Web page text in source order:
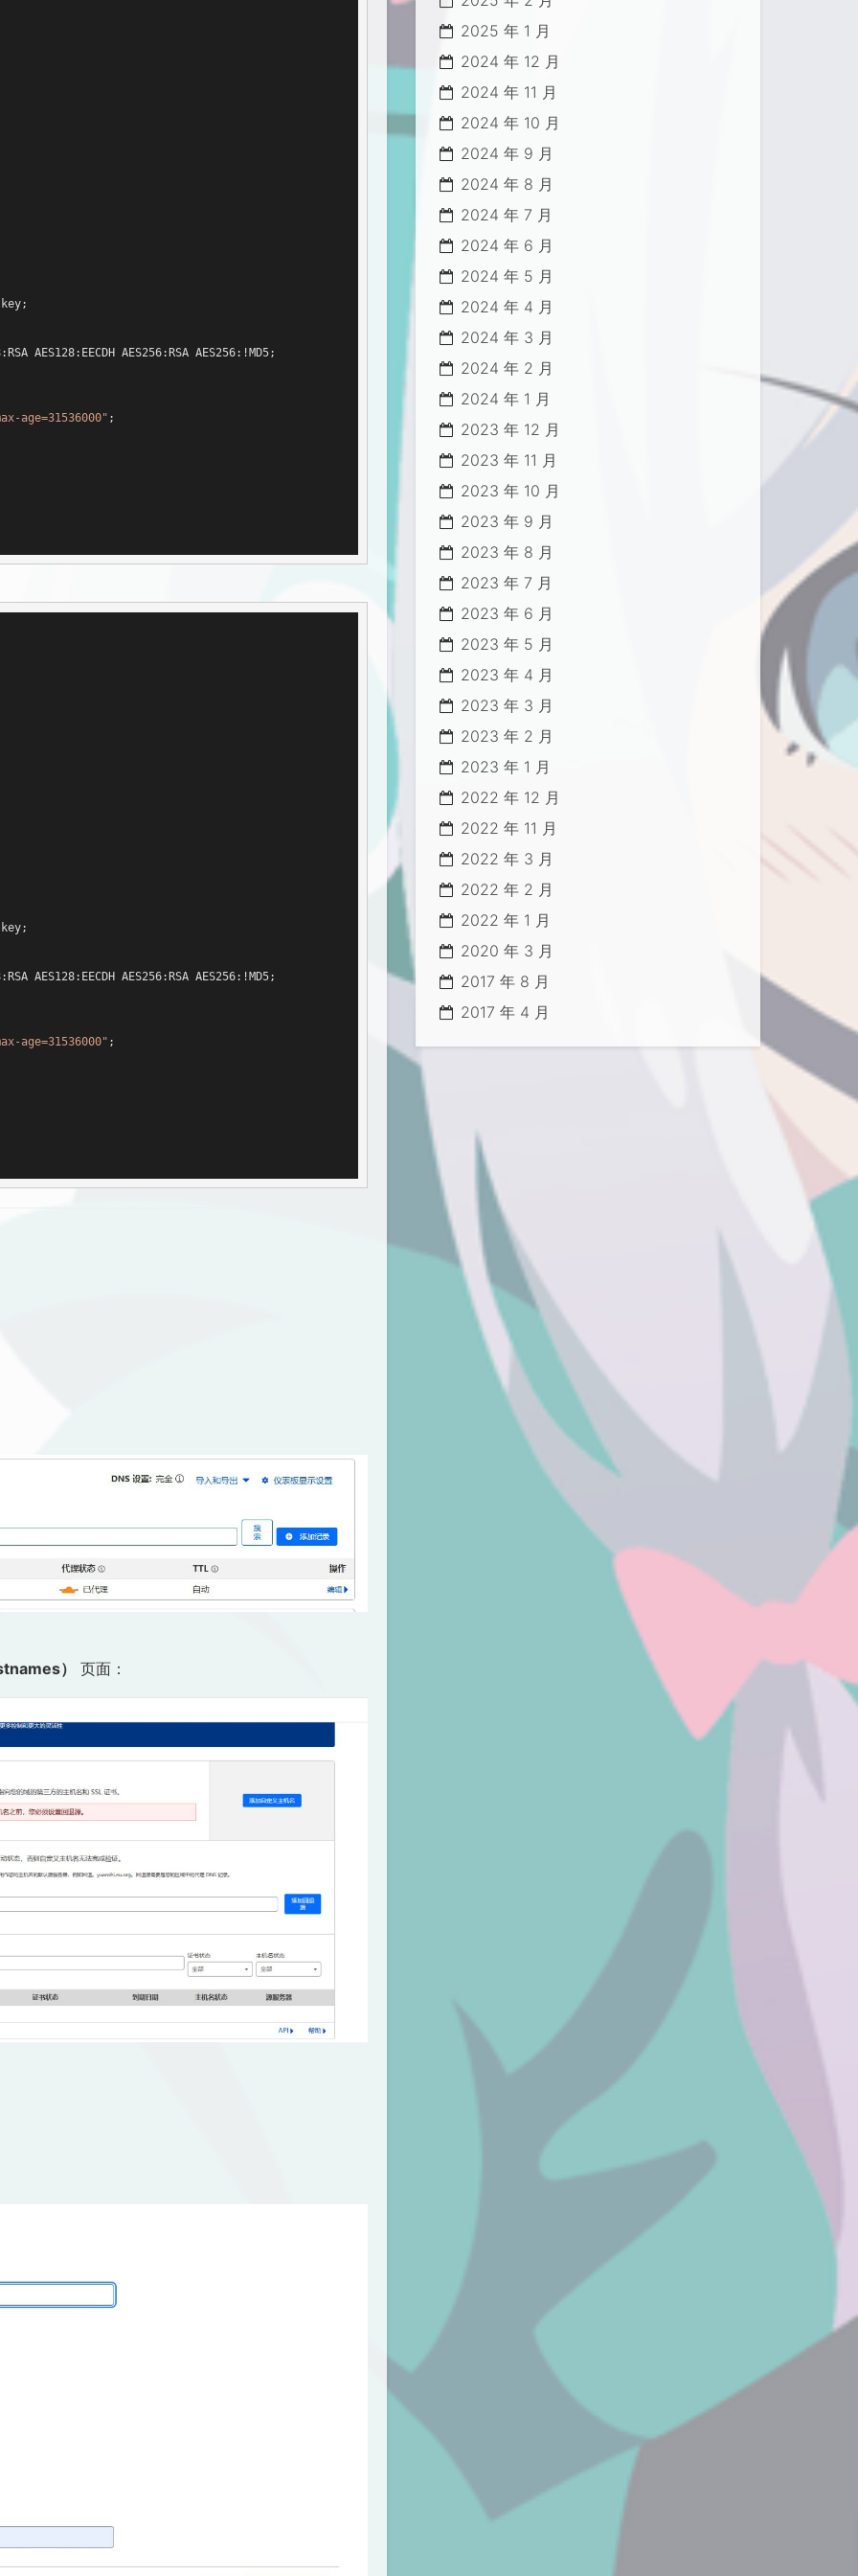
索，当然也可以给我留言喔(^_^)!
AES128:EECDH AES256:RSA AES256:!MD5;
age=31536000" ;
AES128:EECDH AES256:RSA AES256:!MD5;
age=31536000" ;
） 页面：
2025 年 1 月
2024 年 12 月
2024 年 11 月
2024 年 10 月
2024 年 9 月
2024 年 8 月
2024 年 7 月
2024 年 6 月
2024 年 5 月
2024 年 4 月
2024 年 3 月
2024 年 2 月
2024 年 1 月
2023 年 12 月
2023 年 11 月
2023 年 10 月
2023 年 9 月
2023 年 8 月
2023 年 7 月
2023 年 6 月
2023 年 5 月
2023 年 4 月
2023 年 3 月
2023 年 2 月
2023 年 1 月
2022 年 12 月
2022 年 11 月
2022 年 3 月
2022 年 2 月
2022 年 1 月
2020 年 3 月
2017 年 8 月
2017 年 4 月